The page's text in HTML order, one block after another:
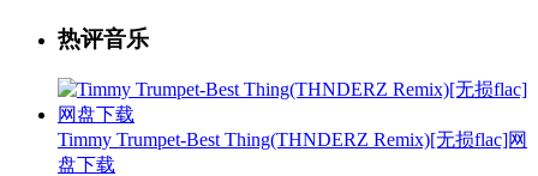
热评音乐
Timmy Trumpet-Best Thing(THNDERZ Remix)[无损flac]网
盘下载